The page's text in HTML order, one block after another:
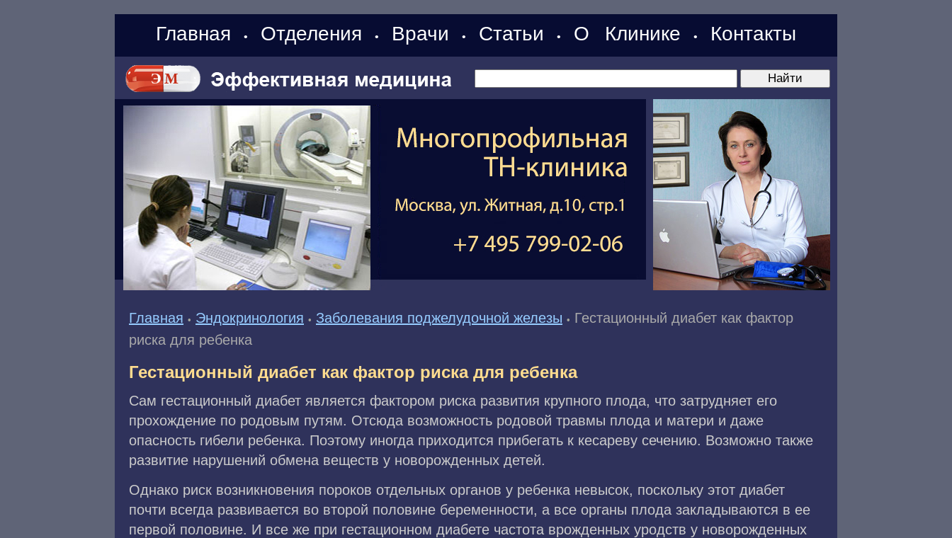
Главная • Отделения • Врачи • Статьи • О Клинике • Контакты
Главная • Эндокринология • Заболевания поджелудочной железы • Гестационный диабет как фактор
риска для ребенка
Гестационный диабет как фактор риска для ребенка
Сам гестационный диабет является фактором риска развития крупного плода, что затрудняет его
прохождение по родовым путям. Отсюда возможность родовой травмы плода и матери и даже
опасность гибели ребенка. Поэтому иногда приходится прибегать к кесареву сечению. Возможно также
развитие нарушений обмена веществ у новорожденных детей.
Однако риск возникновения пороков отдельных органов у ребенка невысок, поскольку этот диабет
почти всегда развивается во второй половине беременности, а все органы плода закладываются в ее
первой половине. И все же при гестационном диабете частота врожденных уродств у новорожденных